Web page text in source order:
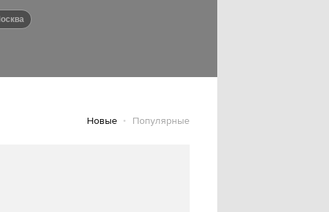
Москва
Новые Популярные